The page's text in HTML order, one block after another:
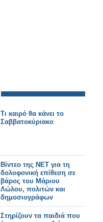
Τι καιρό θα κάνει το
Σαββατοκύριακο
Βίντεο της ΝΕΤ για τη
δολοφονική επίθεση σε
βάρος του Μάριου
Λώλου, πολιτών και
δημοσιογράφων
Στηρίζουν τα παιδιά που